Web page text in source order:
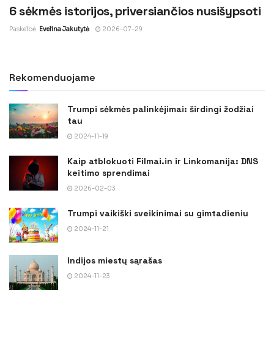
6 sėkmės istorijos, priversiančios nusišypsoti
Paskelbė Evelina Jakutytė 2026-07-29
Rekomenduojame
Trumpi sėkmės palinkėjimai: širdingi žodžiai
tau
2024-11-19
Kaip atblokuoti Filmai.in ir Linkomanija: DNS
keitimo sprendimai
2026-02-03
Trumpi vaikiški sveikinimai su gimtadieniu
2024-11-21
Indijos miestų sąrašas
2024-11-23